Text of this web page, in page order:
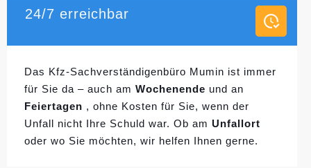
24/7 erreichbar
Das Kfz-Sachverständigenbüro Mumin ist immer
für Sie da – auch am Wochenende und an
Feiertagen , ohne Kosten für Sie, wenn der
Unfall nicht Ihre Schuld war. Ob am Unfallort
oder wo Sie möchten, wir helfen Ihnen gerne.